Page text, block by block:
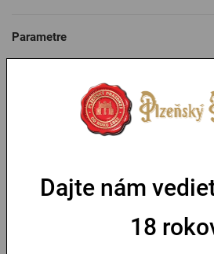
Parametre
Mohlo by sa
Dajte nám
18